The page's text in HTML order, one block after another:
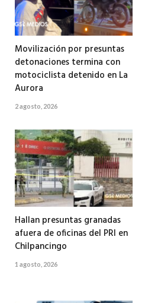
Movilización por presuntas
detonaciones termina con
motociclista detenido en La
Aurora
2 agosto, 2026
Hallan presuntas granadas
afuera de oficinas del PRI en
Chilpancingo
1 agosto, 2026